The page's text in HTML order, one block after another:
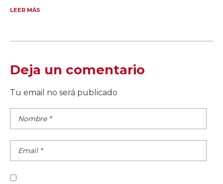
LEER MÁS
Deja un comentario
Tu email no será publicado